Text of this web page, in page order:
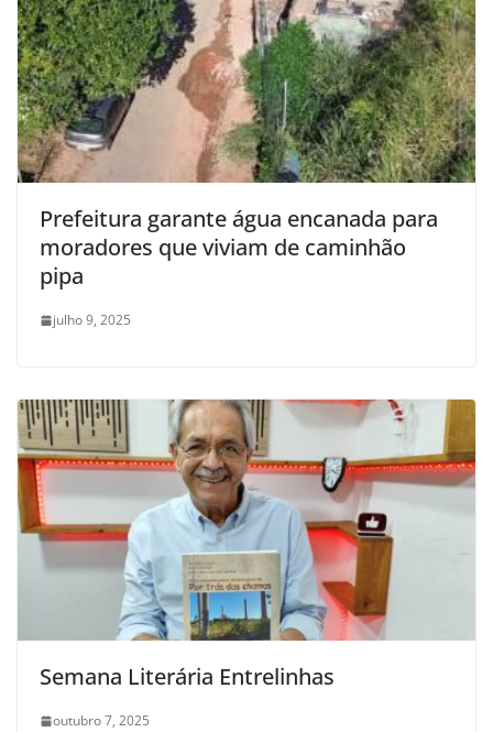
Prefeitura garante água encanada para
moradores que viviam de caminhão
pipa
julho 9, 2025
Semana Literária Entrelinhas
outubro 7, 2025